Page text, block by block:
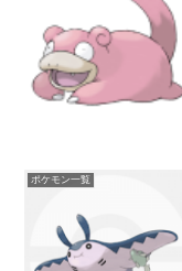
ポケモン一覧